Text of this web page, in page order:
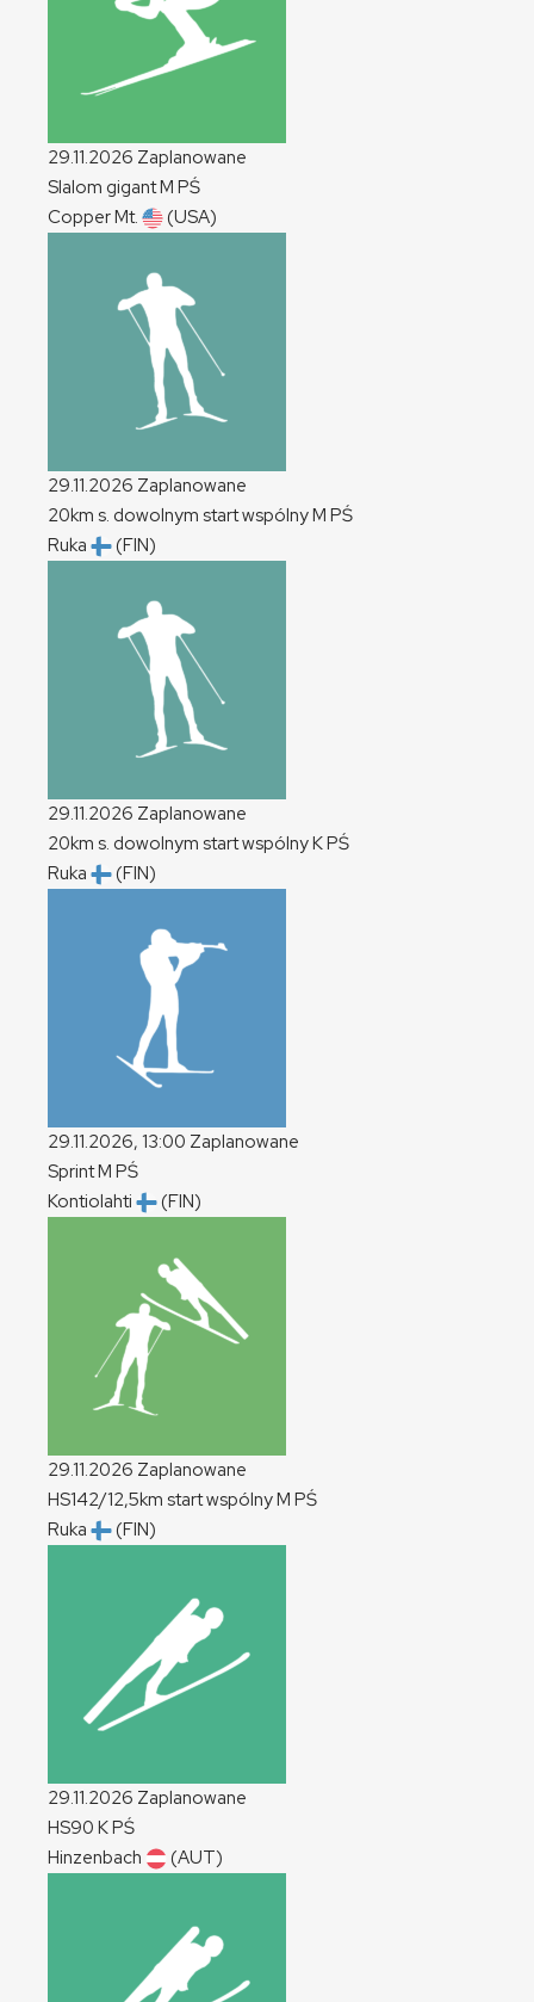
29.11.2026 Zaplanowane
Slalom gigantM PŚ
Copper Mt.
(USA)
29.11.2026 Zaplanowane
20km s. dowolnym start wspólnyM PŚ
Ruka
(FIN)
29.11.2026 Zaplanowane
20km s. dowolnym start wspólnyKPŚ
Ruka
(FIN)
29.11.2026, 13:00 Zaplanowane
SprintM PŚ
Kontiolahti
(FIN)
29.11.2026 Zaplanowane
HS142/12,5km start wspólnyM PŚ
Ruka
(FIN)
29.11.2026 Zaplanowane
HS90 KPŚ
Hinzenbach
(AUT)